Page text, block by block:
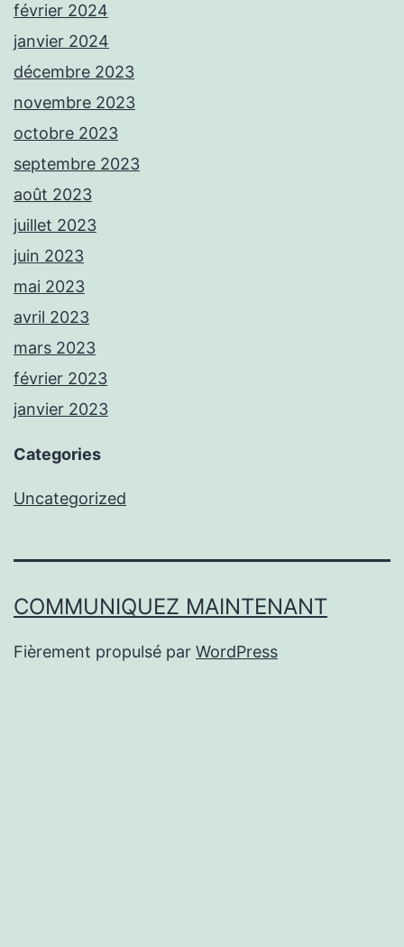
février 2024
janvier 2024
décembre 2023
novembre 2023
octobre 2023
septembre 2023
août 2023
juillet 2023
juin 2023
mai 2023
avril 2023
mars 2023
février 2023
janvier 2023
Categories
Uncategorized
COMMUNIQUEZ MAINTENANT
Fièrement propulsé par WordPress